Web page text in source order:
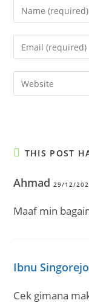
Enter
your
name
comment
Enter
your
email
address
Enter
your
THIS POST
Ahmad29/12/
Maaf min
Ibnu Singorejo
Cek gimana